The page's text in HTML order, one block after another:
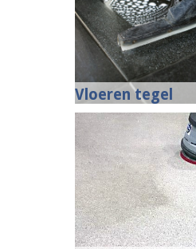
Vloeren tegel